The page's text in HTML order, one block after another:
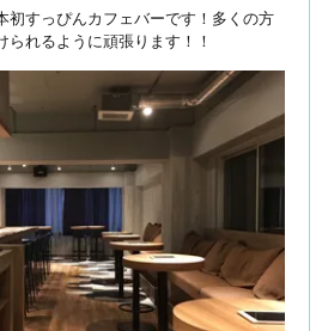
初すっぴんカフェバーです！多くの方
られるように頑張ります！！